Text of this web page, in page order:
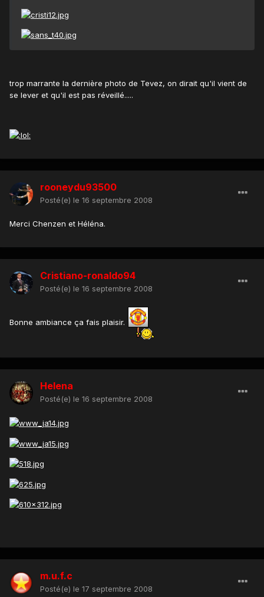
trop marrante la dernière photo de Tevez, on dirait qu'il vient de
se lever et qu'il est pas réveillé.....
rooneydu93500
Posté(e) le 16 septembre 2008
Merci Chenzen et Héléna.
Cristiano-ronaldo94
Posté(e) le 16 septembre 2008
Bonne ambiance ça fais plaisir.
Helena
Posté(e) le 16 septembre 2008
m.u.f.c
Posté(e) le 17 septembre 2008